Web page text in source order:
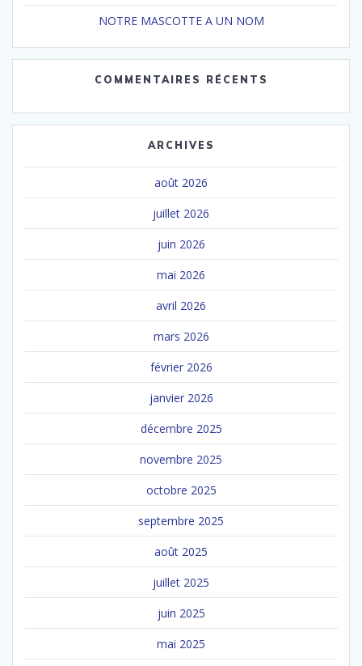
NOTRE MASCOTTE A UN NOM
COMMENTAIRES RÉCENTS
ARCHIVES
août 2026
juillet 2026
juin 2026
mai 2026
avril 2026
mars 2026
février 2026
janvier 2026
décembre 2025
novembre 2025
octobre 2025
septembre 2025
août 2025
juillet 2025
juin 2025
mai 2025